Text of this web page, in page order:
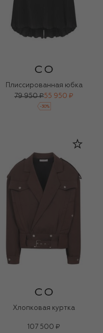
Плиссированная юбка
79 950 ₽55 950 ₽
-30%
Хлопковая куртка
107 500 ₽